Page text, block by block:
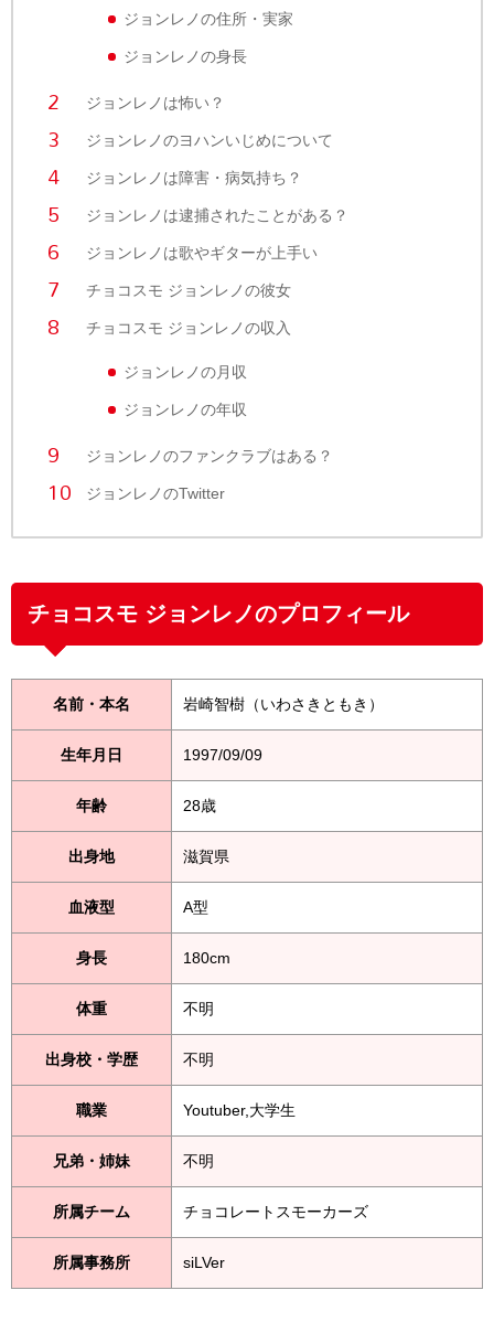
ジョンレノの住所・実家
ジョンレノの身長
ジョンレノは怖い？
ジョンレノのヨハンいじめについて
ジョンレノは障害・病気持ち？
ジョンレノは逮捕されたことがある？
ジョンレノは歌やギターが上手い
チョコスモ ジョンレノの彼女
チョコスモ ジョンレノの収入
ジョンレノの月収
ジョンレノの年収
ジョンレノのファンクラブはある？
ジョンレノのTwitter
チョコスモ ジョンレノのプロフィール
名前・本名 岩崎智樹（いわさきともき）
生年月日 1997/09/09
年齢 28歳
出身地 滋賀県
血液型 A型
身長 180cm
体重 不明
出身校・学歴 不明
職業 Youtuber,大学生
兄弟・姉妹 不明
所属チーム チョコレートスモーカーズ
所属事務所 siLVer